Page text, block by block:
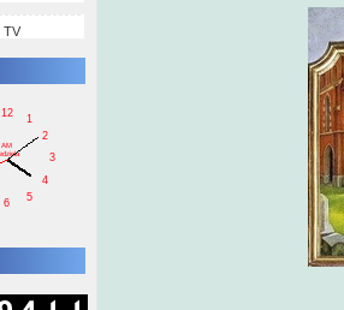
TV
1
2
3
4
5
6
12
AM